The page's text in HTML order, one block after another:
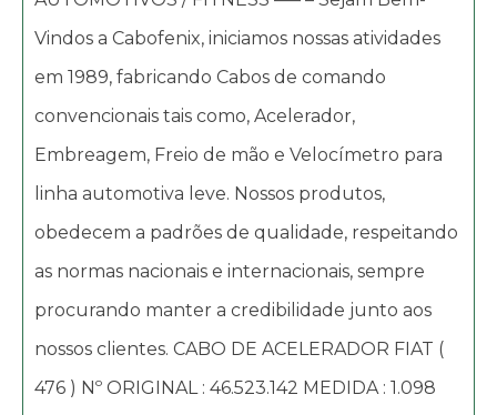
Vindos a Cabofenix, iniciamos nossas atividades
em 1989, fabricando Cabos de comando
convencionais tais como, Acelerador,
Embreagem, Freio de mão e Velocímetro para
linha automotiva leve. Nossos produtos,
obedecem a padrões de qualidade, respeitando
as normas nacionais e internacionais, sempre
procurando manter a credibilidade junto aos
nossos clientes. CABO DE ACELERADOR FIAT (
476 ) Nº ORIGINAL : 46.523.142 MEDIDA : 1.098